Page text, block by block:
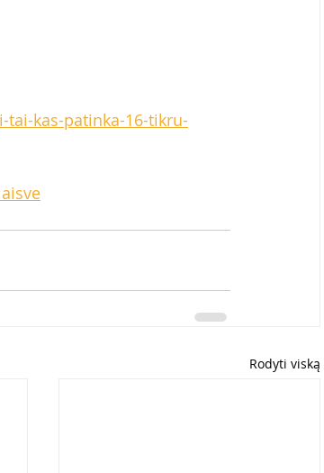
kas-patinka-16-tikru-
Rodyti viską